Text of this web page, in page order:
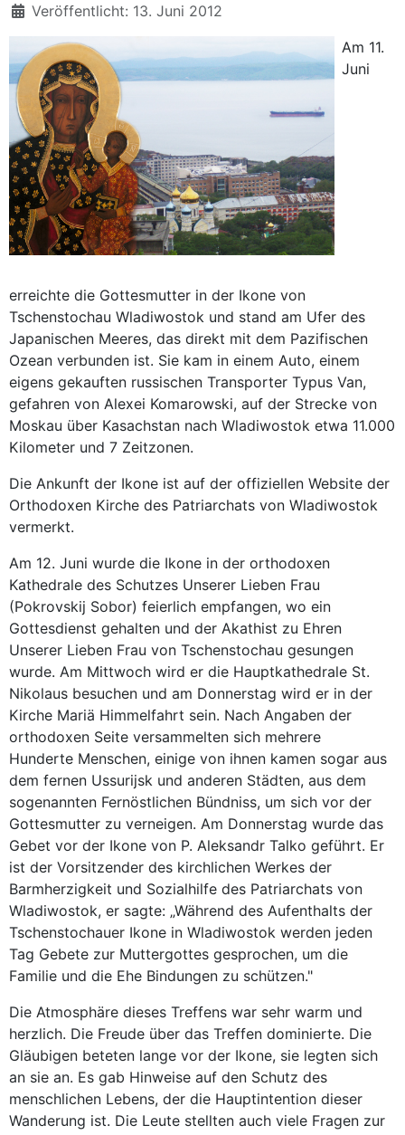
Veröffentlicht: 13. Juni 2012
Am 11.
Juni
erreichte die Gottesmutter in der Ikone von
Tschenstochau Wladiwostok und stand am Ufer des
Japanischen Meeres, das direkt mit dem Pazifischen
Ozean verbunden ist. Sie kam in einem Auto, einem
eigens gekauften russischen Transporter Typus Van,
gefahren von Alexei Komarowski, auf der Strecke von
Moskau über Kasachstan nach Wladiwostok etwa 11.000
Kilometer und 7 Zeitzonen.
Die Ankunft der Ikone ist auf der offiziellen Website der
Orthodoxen Kirche des Patriarchats von Wladiwostok
vermerkt.
Am 12. Juni wurde die Ikone in der orthodoxen
Kathedrale des Schutzes Unserer Lieben Frau
(Pokrovskij Sobor) feierlich empfangen, wo ein
Gottesdienst gehalten und der Akathist zu Ehren
Unserer Lieben Frau von Tschenstochau gesungen
wurde. Am Mittwoch wird er die Hauptkathedrale St.
Nikolaus besuchen und am Donnerstag wird er in der
Kirche Mariä Himmelfahrt sein. Nach Angaben der
orthodoxen Seite versammelten sich mehrere
Hunderte Menschen, einige von ihnen kamen sogar aus
dem fernen Ussurijsk und anderen Städten, aus dem
sogenannten Fernöstlichen Bündniss, um sich vor der
Gottesmutter zu verneigen. Am Donnerstag wurde das
Gebet vor der Ikone von P. Aleksandr Talko geführt. Er
ist der Vorsitzender des kirchlichen Werkes der
Barmherzigkeit und Sozialhilfe des Patriarchats von
Wladiwostok, er sagte: „Während des Aufenthalts der
Tschenstochauer Ikone in Wladiwostok werden jeden
Tag Gebete zur Muttergottes gesprochen, um die
Familie und die Ehe Bindungen zu schützen."
Die Atmosphäre dieses Treffens war sehr warm und
herzlich. Die Freude über das Treffen dominierte. Die
Gläubigen beteten lange vor der Ikone, sie legten sich
an sie an. Es gab Hinweise auf den Schutz des
menschlichen Lebens, der die Hauptintention dieser
Wanderung ist. Die Leute stellten auch viele Fragen zur